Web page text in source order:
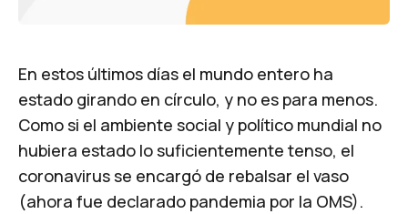
En estos últimos días el mundo entero ha
estado girando en círculo, y no es para menos.
Como si el ambiente social y político mundial no
hubiera estado lo suficientemente tenso, el
coronavirus se encargó de rebalsar el vaso
(ahora fue declarado pandemia por la OMS).